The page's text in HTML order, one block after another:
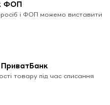
ФОП
і ФОП можемо виставити
товару під час списання